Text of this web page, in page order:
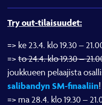
Try out-tilaisuudet:
=> ke 23.4. klo 19.30 –
=> to 24.4. klo 19.30 –
joukkueen pelaajista
salibandyn SM-finaaliin!
=> ma 28.4. klo 19.30 –